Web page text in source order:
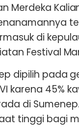
Merdeka
di
Festival
dipilih pada
karena 45%
di
tinggi bagi